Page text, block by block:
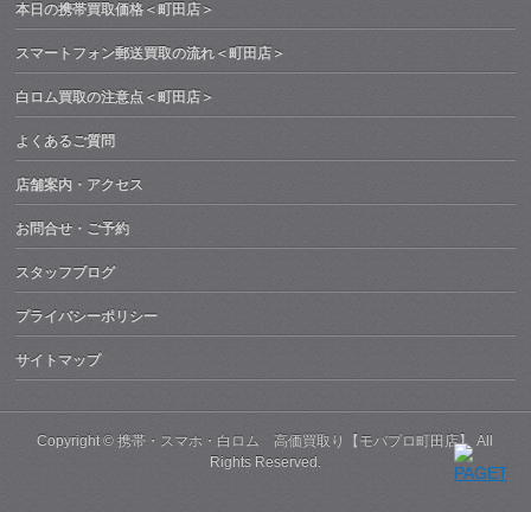
本日の携帯買取価格＜町田店＞
スマートフォン郵送買取の流れ＜町田店＞
白ロム買取の注意点＜町田店＞
よくあるご質問
店舗案内・アクセス
お問合せ・ご予約
スタッフブログ
プライバシーポリシー
サイトマップ
Copyright ©携帯・スマホ・白ロム 高価買取り【モバプロ町田店】 All
Rights Reserved.